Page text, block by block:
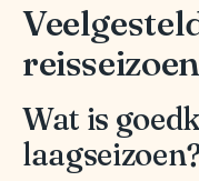
Wat is